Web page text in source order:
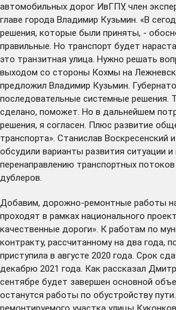
автомобильных дорог ИвГПУ, член
главе города Владимир Кузьмин. «В
решения, которые были приняты, -
правильные. Но транспорт будет
это транзитная улица. Нужно решать
выходом со стороны Кохмы на
предложил Владимир Кузьмин.
последовательные системные решения.
сделано, поможет. Но в дальнейшем
решения, я согласен. Плюс развитие
транспорта». Станислав
обсудили варианты развития ситуации
перенаправлению транспортных
дублеров.
Добавим, дорожно-ремонтные работы
проходят в рамках национального
качественные дороги». К работам по
контракту, рассчитанному на два года,
приступила в августе 2020 года. Срок
декабрю 2021 года. Как рассказал
сентябре будет завершен основной
останутся работы по обустройству